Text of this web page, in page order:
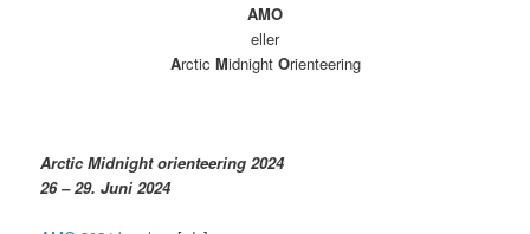
AMO
eller
Arctic MidnightOrienteering
Arctic Midnight orienteering 2024
26 – 29. Juni 2024